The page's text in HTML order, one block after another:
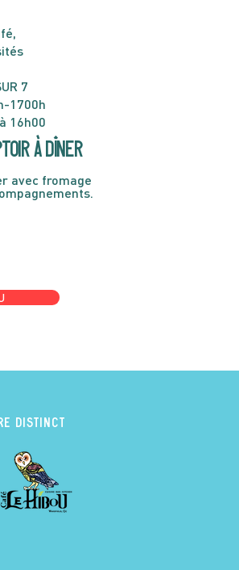
7
1700h
16h00
à dîner
avec fromage
DISTINCT